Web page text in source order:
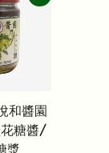
和醬園
糖醬/
漿